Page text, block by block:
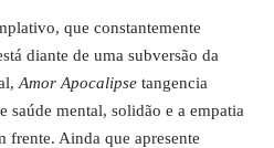
que constantemente
diante de uma subversão da
Amor Apocalipse tangencia
saúde mental, solidão e a empatia
frente. Ainda que apresente